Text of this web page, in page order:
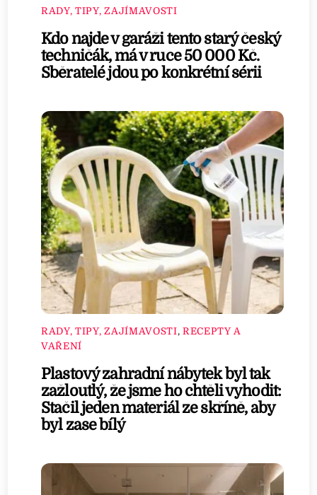
RADY, TIPY, ZAJÍMAVOSTI
Kdo najde v garáži tento starý český
techničák, má v ruce 50 000 Kč.
Sběratelé jdou po konkrétní sérii
RADY, TIPY, ZAJÍMAVOSTI, RECEPTY A
VAŘENÍ
Plastový zahradní nábytek byl tak
zažloutlý, že jsme ho chtěli vyhodit:
Stačil jeden materiál ze skříně, aby
byl zase bílý